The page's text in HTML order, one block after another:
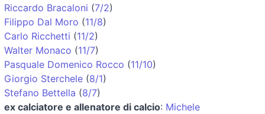
Riccardo Bracaloni (7/2)
Filippo Dal Moro (11/8)
Carlo Ricchetti (11/2)
Walter Monaco (11/7)
Pasquale Domenico Rocco (11/10)
Giorgio Sterchele (8/1)
Stefano Bettella (8/7)
ex calciatore e allenatore di calcio: Michele